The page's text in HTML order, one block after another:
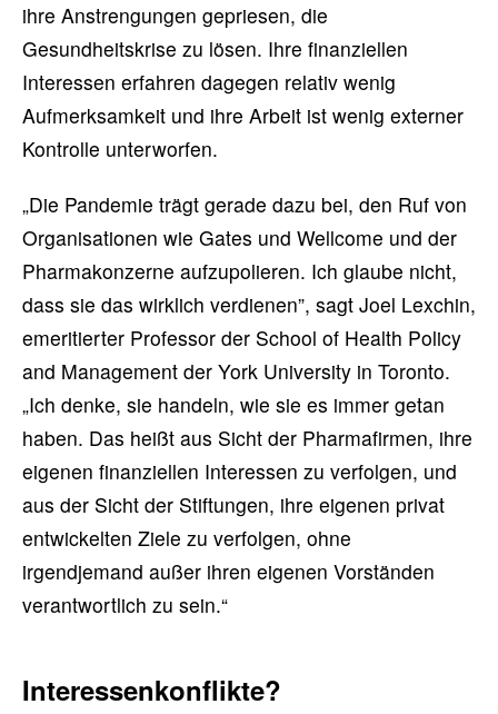
ihre Anstrengungen gepriesen, die
Gesundheitskrise zu lösen. Ihre finanziellen
Interessen erfahren dagegen relativ wenig
Aufmerksamkeit und ihre Arbeit ist wenig externer
Kontrolle unterworfen.
„Die Pandemie trägt gerade dazu bei, den Ruf von
Organisationen wie Gates und Wellcome und der
Pharmakonzerne aufzupolieren. Ich glaube nicht,
dass sie das wirklich verdienen”, sagt Joel Lexchin,
emeritierter Professor der School of Health Policy
and Management der York University in Toronto.
„Ich denke, sie handeln, wie sie es immer getan
haben. Das heißt aus Sicht der Pharmafirmen, ihre
eigenen finanziellen Interessen zu verfolgen, und
aus der Sicht der Stiftungen, ihre eigenen privat
entwickelten Ziele zu verfolgen, ohne
irgendjemand außer ihren eigenen Vorständen
verantwortlich zu sein.“
Interessenkonflikte?